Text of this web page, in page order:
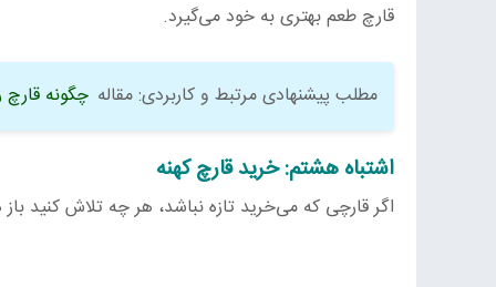
قارچ طعم بهتری به خود می‌گیرد.
مطلب پیشنهادی مرتبط و کاربردی: مقاله چگونه قارچ
اشتباه هشتم: خرید قارچ کهنه
اگر قارچی که می‌خرید تازه نباشد، هر چه تلاش کنید